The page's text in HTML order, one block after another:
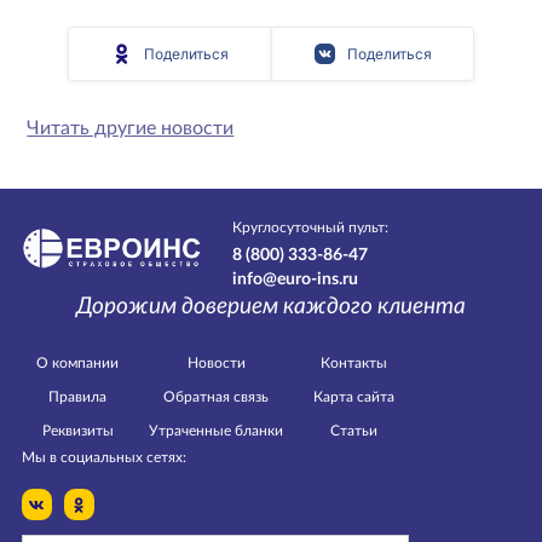
Поделиться Поделиться
Читать другие новости
Круглосуточный пульт:
8 (800) 333-86-47
info@euro-ins.ru
Дорожим доверием каждого клиента
О компании
Правила
Реквизиты
Новости
Обратная связь
Утраченные бланки
Контакты
Карта сайта
Статьи
Мы в социальных сетях: